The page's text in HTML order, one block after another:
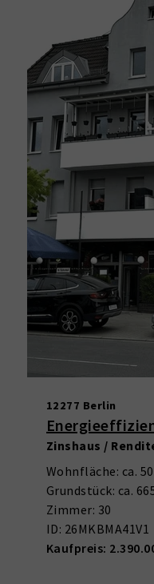
12277 Berlin
Zinshaus /
Wohnfläche: ca.
Grundstück: ca.
Zimmer: 30
ID: 26MKBMA41V1
Kaufpreis: